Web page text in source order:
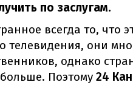
по заслугам.
всегда то, что
телевидения, они
однако
Поэтому 24